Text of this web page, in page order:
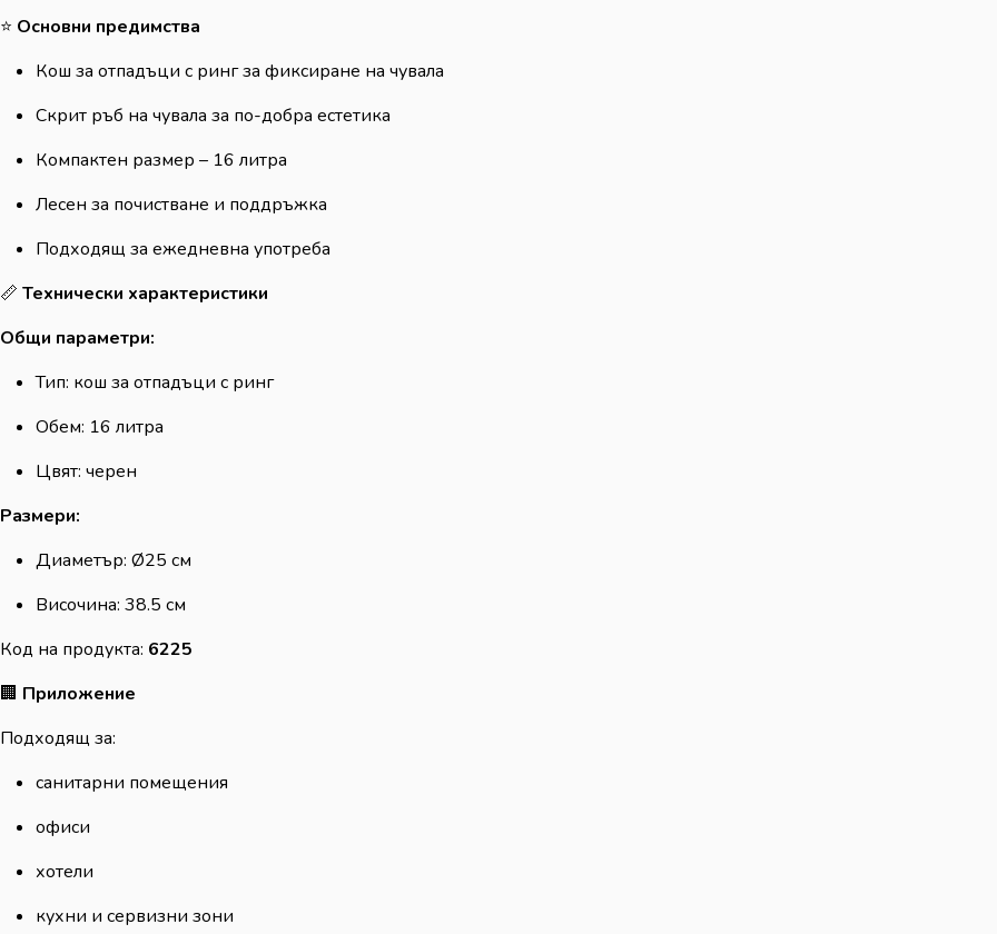
⭐ Основни предимства
Кош за отпадъци с ринг за фиксиране на чувала
Скрит ръб на чувала за по-добра естетика
Компактен размер – 16 литра
Лесен за почистване и поддръжка
Подходящ за ежедневна употреба
📏 Технически характеристики
Общи параметри:
Тип: кош за отпадъци с ринг
Обем: 16 литра
Цвят: черен
Размери:
Диаметър: Ø25 см
Височина: 38.5 см
Код на продукта: 6225
🏢 Приложение
Подходящ за:
санитарни помещения
офиси
хотели
кухни и сервизни зони